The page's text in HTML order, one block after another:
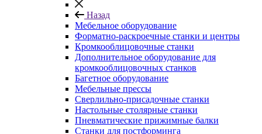
Назад
Мебельное оборудование
Форматно-раскроечные станки и центры
Кромкооблицовочные станки
Дополнительное оборудование для
кромкооблицовочных станков
Багетное оборудование
Мебельные прессы
Сверлильно-присадочные станки
Настольные столярные станки
Пневматические прижимные балки
Станки для постформинга